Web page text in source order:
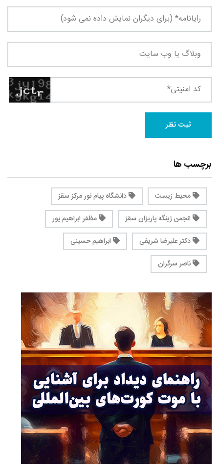
برچسب ها
محیط زیست
دانشگاه پیام نور مرکز سقز
انجمن ژینگه پاریزان سقز
مظفر ابراهیم پور
دکتر علیرضا شریفی
ابراهیم حسینی
ناصر سرگران